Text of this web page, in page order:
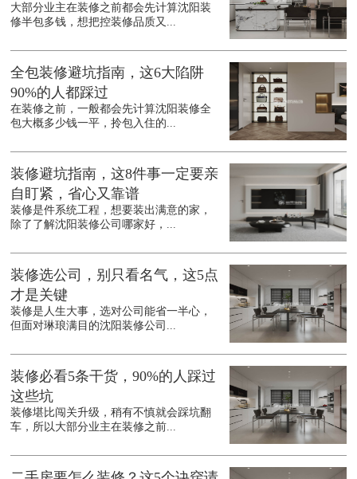
大部分业主在装修之前都会先计算沈阳装
修半包多钱，想把控装修品质又...
全包装修避坑指南，这6大陷阱
90%的人都踩过
在装修之前，一般都会先计算沈阳装修全
包大概多少钱一平，拎包入住的...
装修避坑指南，这8件事一定要亲
自盯紧，省心又靠谱
装修是件系统工程，想要装出满意的家，
除了了解沈阳装修公司哪家好，...
装修选公司，别只看名气，这5点
才是关键
装修是人生大事，选对公司能省一半心，
但面对琳琅满目的沈阳装修公司...
装修必看5条干货，90%的人踩过
这些坑
装修堪比闯关升级，稍有不慎就会踩坑翻
车，所以大部分业主在装修之前...